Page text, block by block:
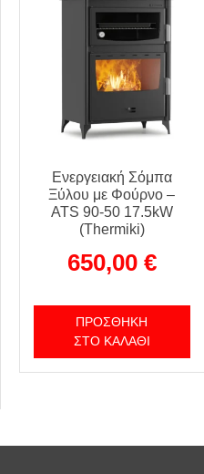
Ενεργειακή Σόμπα
Ξύλου με Φούρνο –
ATS 90-50 17.5kW
(Thermiki)
650,00 €
ΠΡΟΣΘΉΚΗ
ΣΤΟ ΚΑΛΆΘΙ